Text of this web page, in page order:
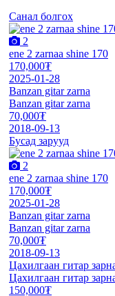
Санал болгох
2
ene 2 zarnaa shine 170
170,000₮
2025-01-28
Banzan gitar zarna
Banzan gitar zarna
70,000₮
2018-09-13
Бусад зарууд
2
ene 2 zarnaa shine 170
170,000₮
2025-01-28
Banzan gitar zarna
Banzan gitar zarna
70,000₮
2018-09-13
Цахилгаан гитар
Цахилгаан гитар
150,000₮